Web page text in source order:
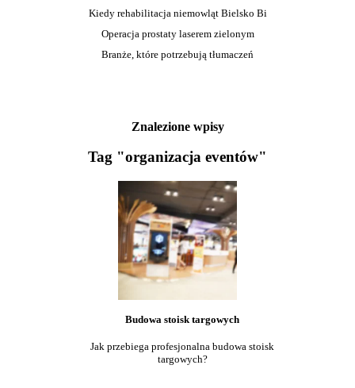
Kiedy rehabilitacja niemowląt Bielsko Bi
Operacja prostaty laserem zielonym
Branże, które potrzebują tłumaczeń
Znalezione wpisy
Tag "organizacja eventów"
Budowa stoisk targowych
Jak przebiega profesjonalna budowa stoisk
targowych?